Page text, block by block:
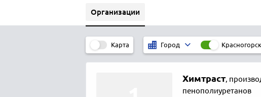
Организации
Карта Город Красногорск
Химтраст,
пенополиуретанов